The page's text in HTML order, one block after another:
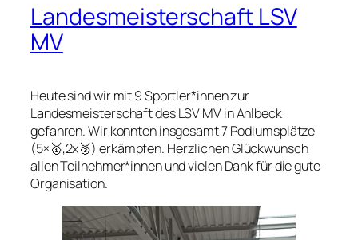
Landesmeisterschaft LSV
MV
Heute sind wir mit 9 Sportler*innen zur
Landesmeisterschaft des LSV MV in Ahlbeck
gefahren. Wir konnten insgesamt 7 Podiumsplätze
(5×🥇,2x🥉) erkämpfen. Herzlichen Glückwunsch
allen Teilnehmer*innen und vielen Dank für die gute
Organisation.